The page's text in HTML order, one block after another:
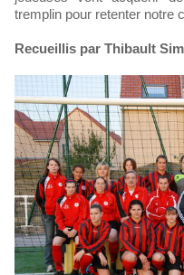
tremplin pour retenter notre
Recueillis par Thibault